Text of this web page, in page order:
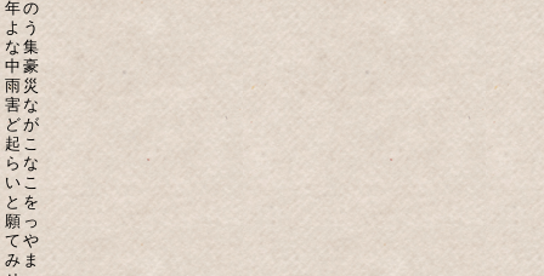
年の
よう
な集
中豪
雨災
害な
どが
起こ
らな
いこ
とを
願っ
てや
みま